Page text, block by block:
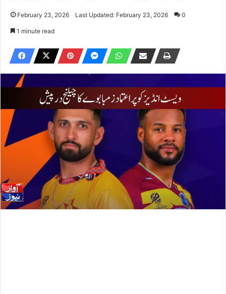
February 23, 2026 Last Updated: February 23, 2026 0
1 minute read